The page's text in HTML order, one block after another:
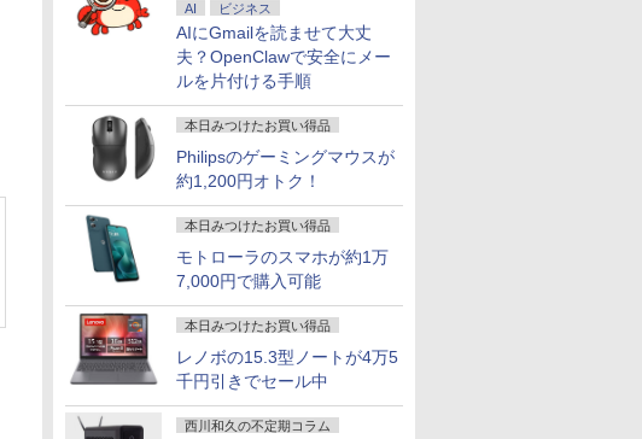
AI ビジネス
AIにGmailを読ませて大丈
夫？OpenClawで安全にメー
ルを片付ける手順
本日みつけたお買い得品
Philipsのゲーミングマウスが
約1,200円オトク！
本日みつけたお買い得品
モトローラのスマホが約1万
7,000円で購入可能
本日みつけたお買い得品
レノボの15.3型ノートが4万5
千円引きでセール中
西川和久の不定期コラム